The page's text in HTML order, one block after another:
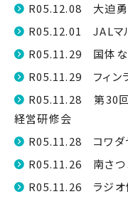
R05.12.08 大迫勇
R05.12.01 JALマ
R05.11.29 国体な
R05.11.29 フィン
R05.11.28 第30
経営研修会
R05.11.28 コワダ
R05.11.26 南さつ
R05.11.26 ラジオ